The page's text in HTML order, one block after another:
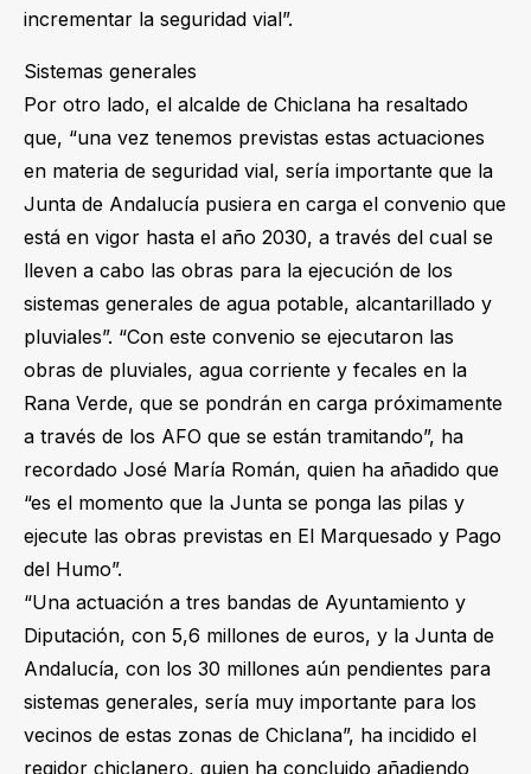
incrementar la seguridad vial”.
Sistemas generales
Por otro lado, el alcalde de Chiclana ha resaltado
que, “una vez tenemos previstas estas actuaciones
en materia de seguridad vial, sería importante que la
Junta de Andalucía pusiera en carga el convenio que
está en vigor hasta el año 2030, a través del cual se
lleven a cabo las obras para la ejecución de los
sistemas generales de agua potable, alcantarillado y
pluviales”. “Con este convenio se ejecutaron las
obras de pluviales, agua corriente y fecales en la
Rana Verde, que se pondrán en carga próximamente
a través de los AFO que se están tramitando”, ha
recordado José María Román, quien ha añadido que
“es el momento que la Junta se ponga las pilas y
ejecute las obras previstas en El Marquesado y Pago
del Humo”.
“Una actuación a tres bandas de Ayuntamiento y
Diputación, con 5,6 millones de euros, y la Junta de
Andalucía, con los 30 millones aún pendientes para
sistemas generales, sería muy importante para los
vecinos de estas zonas de Chiclana”, ha incidido el
regidor chiclanero, quien ha concluido añadiendo